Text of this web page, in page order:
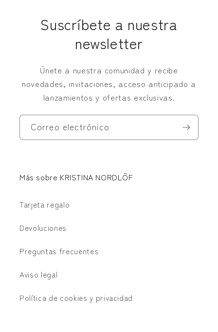
Suscríbete a nuestra
newsletter
Únete a nuestra comunidad y recibe
novedades, invitaciones, acceso anticipado a
lanzamientos y ofertas exclusivas.
Correo electrónico
Más sobre KRISTINA NORDLÖF
Tarjeta regalo
Devoluciones
Preguntas frecuentes
Aviso legal
Política de cookies y privacidad